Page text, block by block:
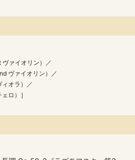
ヴァイオリン）
ヴァイオリン）
ィオラ）
ェロ）